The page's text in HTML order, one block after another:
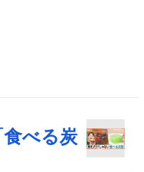
べる炭